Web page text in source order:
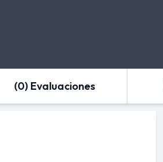
(0) Evaluaciones